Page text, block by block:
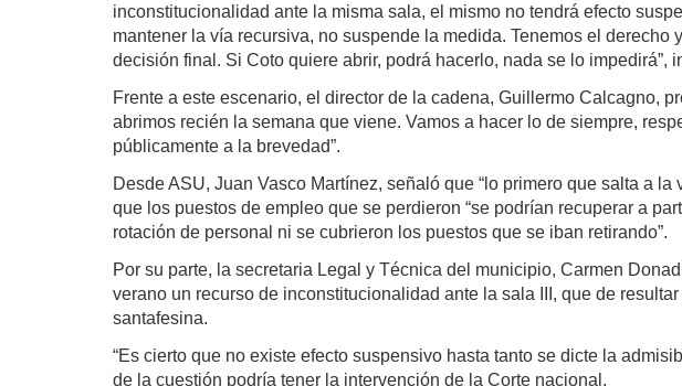
inconstitucionalidad ante la misma sala, el mismo no tendrá efecto
mantener la vía recursiva, no suspende la medida. Tenemos el
decisión final. Si Coto quiere abrir, podrá hacerlo, nada se lo impedirá”,
Frente a este escenario, el director de la cadena, Guillermo Calcagno,
abrimos recién la semana que viene. Vamos a hacer lo de siempre,
públicamente a la brevedad”.
Desde ASU, Juan Vasco Martínez, señaló que “lo primero que salta a
que los puestos de empleo que se perdieron “se podrían recuperar a
rotación de personal ni se cubrieron los puestos que se iban retirando”.
Por su parte, la secretaria Legal y Técnica del municipio, Carmen
verano un recurso de inconstitucionalidad ante la sala III, que de
santafesina.
“Es cierto que no existe efecto suspensivo hasta tanto se dicte la
de la cuestión podría tener la intervención de la Corte nacional.